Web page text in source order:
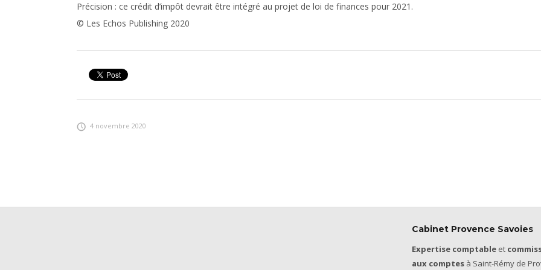
Précision : ce crédit d’impôt devrait être intégré au projet de loi de finances pour 2021.
© Les Echos Publishing 2020
4 novembre 2020
Cabinet Provence Savoies
Expertise comptable et
aux comptes à Saint-Rémy de